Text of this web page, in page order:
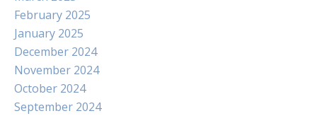
February 2025
January 2025
December 2024
November 2024
October 2024
September 2024